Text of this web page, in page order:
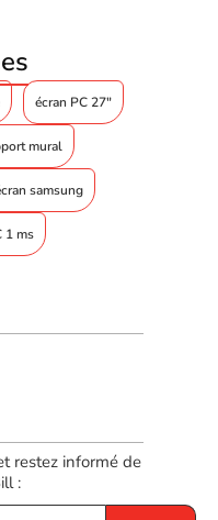
Gen 1)
écran PC 27"
mural
samsung
1 ms
restez informé de
: